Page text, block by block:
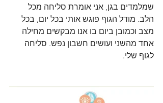
שמלמדים בגן, אני אומרת סליחה מכל
הלב. מודל הגוף פוגש אותי בכל יום, בכל
מצב וכמובן ביום בו אנו מבקשים מחילה
אחד מהשני ועושים חשבון נפש. סליחה
לגוף שלי.